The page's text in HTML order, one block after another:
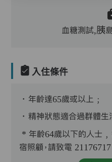
血糖測試,胰
入住條件
．年齡達65歲或以上﹔
．精神狀態適合過群體生
* 年齡64歲以下的人士
宿照顧，請致電 21176717